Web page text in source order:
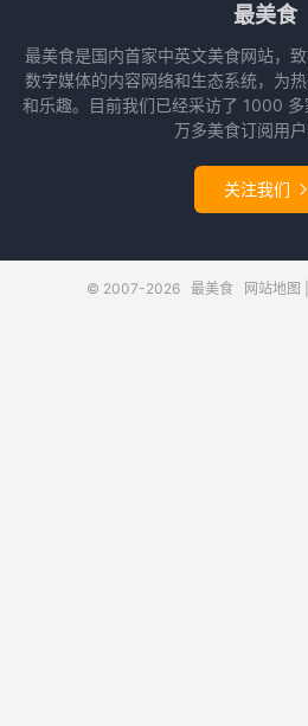
最美食
最美食是国内首家中英文美食网站，
数字媒体的内容网络和生态系统，为
和乐趣。目前我们已经采访了 1000
万多美食订阅用户
关注我们 
© 2007-2026 最美食 网站地图